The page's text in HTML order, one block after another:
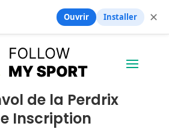
de la Perdrix
Inscription
Ouvrir Installer ✕